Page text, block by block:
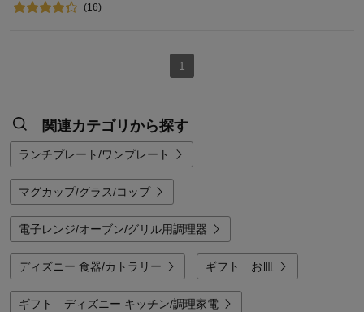
(16)
1
関連カテゴリから探す
ランチプレート/ワンプレート
マグカップ/グラス/コップ
電子レンジ/オーブン/グリル用調理器
ディズニー 食器/カトラリー ギフト お皿
ギフト ディズニー キッチン/調理家電